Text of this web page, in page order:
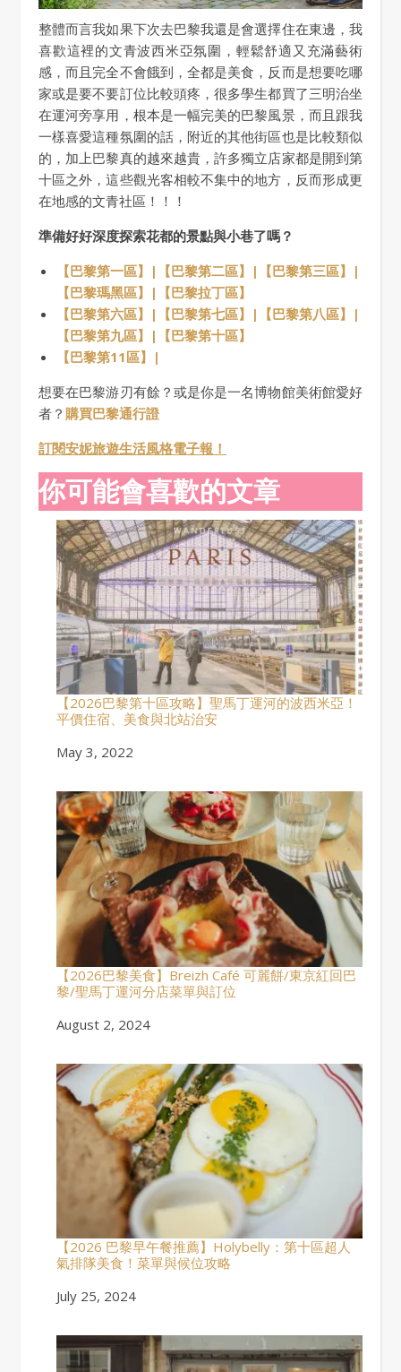
整體而言我如果下次去巴黎我還是會選擇住在東邊，我
喜歡這裡的文青波西米亞氛圍，輕鬆舒適又充滿藝術
感，而且完全不會餓到，全都是美食，反而是想要吃哪
家或是要不要訂位比較頭疼，很多學生都買了三明治坐
在運河旁享用，根本是一幅完美的巴黎風景，而且跟我
一樣喜愛這種氛圍的話，附近的其他街區也是比較類似
的，加上巴黎真的越來越貴，許多獨立店家都是開到第
十區之外，這些觀光客相較不集中的地方，反而形成更
在地感的文青社區！！！
準備好好深度探索花都的景點與小巷了嗎？
【巴黎第一區】| 【巴黎第二區】| 【巴黎第三區】|
【巴黎瑪黑區】| 【巴黎拉丁區】
【巴黎第六區】| 【巴黎第七區】| 【巴黎第八區】|
【巴黎第九區】| 【巴黎第十區】
【巴黎第11區】|
想要在巴黎游刃有餘？或是你是一名博物館美術館愛好
者？ 購買巴黎通行證
訂閱安妮旅遊生活風格電子報！
你可能會喜歡的文章
【2026巴黎第十區攻略】聖馬丁運河的波西米亞！
平價住宿、美食與北站治安
Date
May 3, 2022
【2026巴黎美食】Breizh Café 可麗餅/東京紅回巴
黎/聖馬丁運河分店菜單與訂位
Date
August 2, 2024
【2026 巴黎早午餐推薦】Holybelly：第十區超人
氣排隊美食！菜單與候位攻略
Date
July 25, 2024